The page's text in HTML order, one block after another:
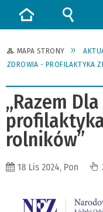
MAPA STRONY
ZDROWIA - PROFILAKTYKA
„Razem
rolników”
18 Lis 2024, Pon
Strona
główna